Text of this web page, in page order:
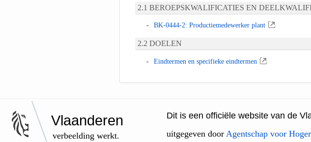
BEROEPSKWALIFICATIES EN
BK-0444-2: Productiemedewerker plant
DOELEN
Eindtermen en specifieke eindtermen
Vlaanderen
verbeelding werkt.
Dit is een officiële website van de
uitgegeven door Agentschap voor